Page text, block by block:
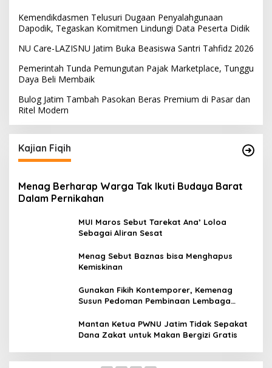
Kemendikdasmen Telusuri Dugaan Penyalahgunaan
Dapodik, Tegaskan Komitmen Lindungi Data Peserta Didik
NU Care-LAZISNU Jatim Buka Beasiswa Santri Tahfidz 2026
Pemerintah Tunda Pemungutan Pajak Marketplace, Tunggu
Daya Beli Membaik
Bulog Jatim Tambah Pasokan Beras Premium di Pasar dan
Ritel Modern
Kajian Fiqih
Menag Berharap Warga Tak Ikuti Budaya Barat
Dalam Pernikahan
MUI Maros Sebut Tarekat Ana’ Loloa
Sebagai Aliran Sesat
Menag Sebut Baznas bisa Menghapus
Kemiskinan
Gunakan Fikih Kontemporer, Kemenag
Susun Pedoman Pembinaan Lembaga
Mantan Ketua PWNU Jatim Tidak Sepakat
Dana Zakat untuk Makan Bergizi Gratis
Komdigi Pastikan Tak Ada Transfer Data
Warga RI ke AS